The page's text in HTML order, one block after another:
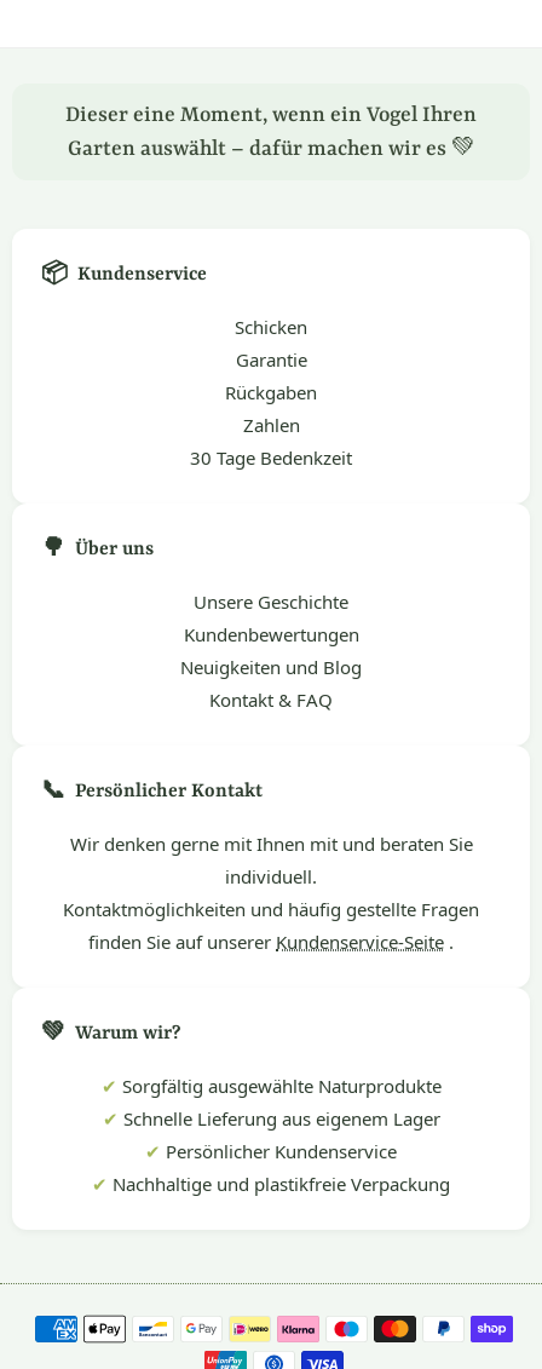
Dieser eine Moment, wenn ein Vogel Ihren
Garten auswählt – dafür machen wir es 💚
📦 Kundenservice
Schicken
Garantie
Rückgaben
Zahlen
30 Tage Bedenkzeit
🌳 Über uns
Unsere Geschichte
Kundenbewertungen
Neuigkeiten und Blog
Kontakt & FAQ
📞 Persönlicher Kontakt
Wir denken gerne mit Ihnen mit und beraten Sie
individuell.
Kontaktmöglichkeiten und häufig gestellte Fragen
finden Sie auf unserer Kundenservice-Seite .
💚 Warum wir?
✔ Sorgfältig ausgewählte Naturprodukte
✔ Schnelle Lieferung aus eigenem Lager
✔ Persönlicher Kundenservice
✔ Nachhaltige und plastikfreie Verpackung